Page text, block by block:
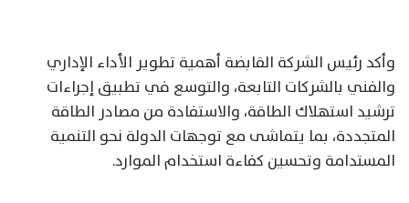
وأكد رئيس الشركة القابضة أهمية تطوير الأداء الإداري
والفني بالشركات التابعة، والتوسع في تطبيق إجراءات
ترشيد استهلاك الطاقة، والاستفادة من مصادر الطاقة
المتجددة، بما يتماشى مع توجهات الدولة نحو التنمية
المستدامة وتحسين كفاءة استخدام الموارد.